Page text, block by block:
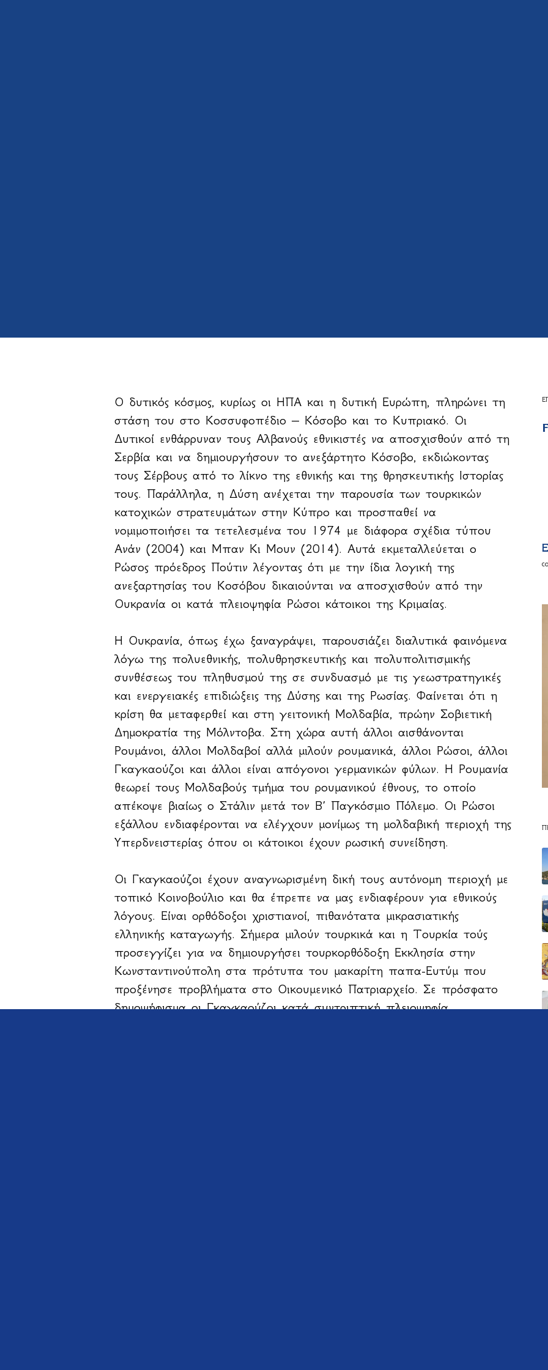
Ο δυτικός κόσμος, κυρίως οι ΗΠΑ και η δυτική Ευρώπη, πληρώνει τη
στάση του στο Κοσσυφοπέδιο – Κόσοβο και το Κυπριακό. Οι
Δυτικοί ενθάρρυναν τους Αλβανούς εθνικιστές να αποσχισθούν από τη
Σερβία και να δημιουργήσουν το ανεξάρτητο Κόσοβο, εκδιώκοντας
τους Σέρβους από το λίκνο της εθνικής και της θρησκευτικής Ιστορίας
τους. Παράλληλα, η Δύση ανέχεται την παρουσία των τουρκικών
κατοχικών στρατευμάτων στην Κύπρο και προσπαθεί να
νομιμοποιήσει τα τετελεσμένα του 1974 με διάφορα σχέδια τύπου
Ανάν (2004) και Μπαν Κι Μουν (2014). Αυτά εκμεταλλεύεται ο
Ρώσος πρόεδρος Πούτιν λέγοντας ότι με την ίδια λογική της
ανεξαρτησίας του Κοσόβου δικαιούνται να αποσχισθούν από την
Ουκρανία οι κατά πλειοψηφία Ρώσοι κάτοικοι της Κριμαίας.
Η Ουκρανία, όπως έχω ξαναγράψει, παρουσιάζει διαλυτικά φαινόμενα
λόγω της πολυεθνικής, πολυθρησκευτικής και πολυπολιτισμικής
συνθέσεως του πληθυσμού της σε συνδυασμό με τις γεωστρατηγικές
και ενεργειακές επιδιώξεις της Δύσης και της Ρωσίας. Φαίνεται ότι η
κρίση θα μεταφερθεί και στη γειτονική Μολδαβία, πρώην Σοβιετική
Δημοκρατία της Μόλντοβα. Στη χώρα αυτή άλλοι αισθάνονται
Ρουμάνοι, άλλοι Μολδαβοί αλλά μιλούν ρουμανικά, άλλοι Ρώσοι, άλλοι
Γκαγκαούζοι και άλλοι είναι απόγονοι γερμανικών φύλων. Η Ρουμανία
θεωρεί τους Μολδαβούς τμήμα του ρουμανικού έθνους, το οποίο
απέκοψε βιαίως ο Στάλιν μετά τον Β΄ Παγκόσμιο Πόλεμο. Οι Ρώσοι
εξάλλου ενδιαφέρονται να ελέγχουν μονίμως τη μολδαβική περιοχή της
Υπερδνειστερίας όπου οι κάτοικοι έχουν ρωσική συνείδηση.
Οι Γκαγκαούζοι έχουν αναγνωρισμένη δική τους αυτόνομη περιοχή με
τοπικό Κοινοβούλιο και θα έπρεπε να μας ενδιαφέρουν για εθνικούς
λόγους. Είναι ορθόδοξοι χριστιανοί, πιθανότατα μικρασιατικής
ελληνικής καταγωγής. Σήμερα μιλούν τουρκικά και η Τουρκία τούς
προσεγγίζει για να δημιουργήσει τουρκορθόδοξη Εκκλησία στην
Κωνσταντινούπολη στα πρότυπα του μακαρίτη παπα-Ευτύμ που
προξένησε προβλήματα στο Οικουμενικό Πατριαρχείο. Σε πρόσφατο
δημοψήφισμα οι Γκαγκαούζοι κατά συντριπτική πλειοψηφία
© 2021 konstantinosholevas.gr